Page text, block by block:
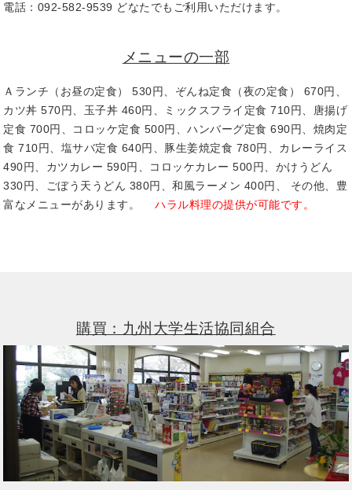
電話：092-582-9539 どなたでもご利用いただけます。
メニューの一部
Ａランチ（お昼の定食） 530円、ぞんね定食（夜の定食） 670円、
カツ丼 570円、玉子丼 460円、ミックスフライ定食 710円、唐揚げ
定食 700円、コロッケ定食 500円、ハンバーグ定食 690円、焼肉定
食 710円、塩サバ定食 640円、豚生姜焼定食 780円、カレーライス
490円、カツカレー 590円、コロッケカレー 500円、かけうどん
330円、ごぼう天うどん 380円、和風ラーメン 400円、 その他、豊
富なメニューがあります。ハラル料理の提供が可能です。
購買：九州大学生活協同組合